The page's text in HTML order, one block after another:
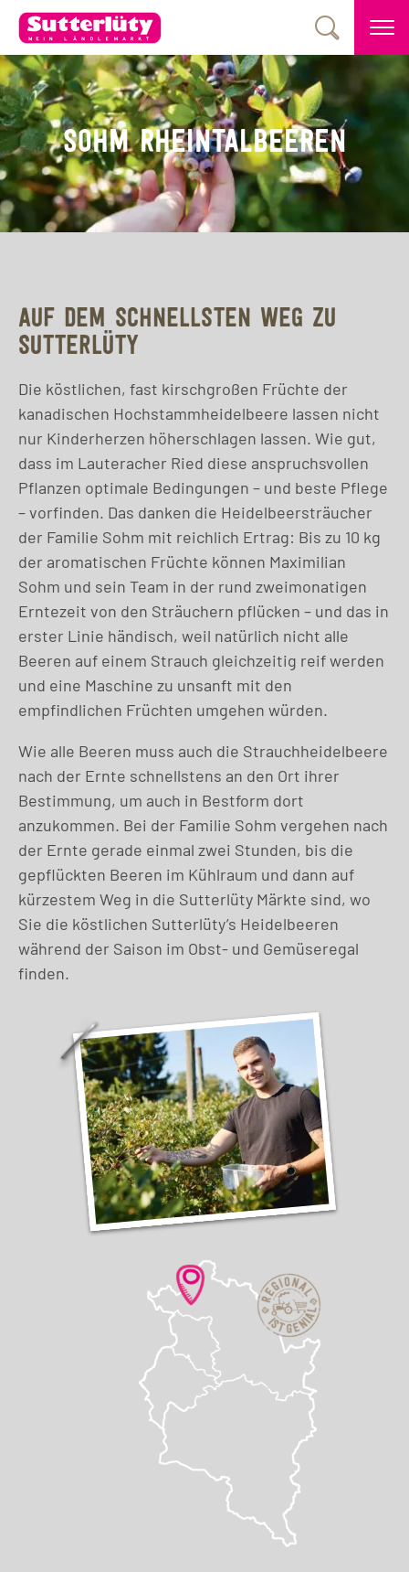
SOHM RHEINTALBEEREN
AUF DEM SCHNELLSTEN WEG ZU
SUTTERLÜTY
Die köstlichen, fast kirschgroßen Früchte der
kanadischen Hochstammheidelbeere lassen nicht
nur Kinderherzen höherschlagen lassen. Wie gut,
dass im Lauteracher Ried diese anspruchsvollen
Pflanzen optimale Bedingungen – und beste Pflege
– vorfinden. Das danken die Heidelbeersträucher
der Familie Sohm mit reichlich Ertrag: Bis zu 10 kg
der aromatischen Früchte können Maximilian
Sohm und sein Team in der rund zweimonatigen
Erntezeit von den Sträuchern pflücken – und das in
erster Linie händisch, weil natürlich nicht alle
Beeren auf einem Strauch gleichzeitig reif werden
und eine Maschine zu unsanft mit den
empfindlichen Früchten umgehen würden.
Wie alle Beeren muss auch die Strauchheidelbeere
nach der Ernte schnellstens an den Ort ihrer
Bestimmung, um auch in Bestform dort
anzukommen. Bei der Familie Sohm vergehen nach
der Ernte gerade einmal zwei Stunden, bis die
gepflückten Beeren im Kühlraum und dann auf
kürzestem Weg in die Sutterlüty Märkte sind, wo
Sie die köstlichen Sutterlüty’s Heidelbeeren
während der Saison im Obst- und Gemüseregal
finden.